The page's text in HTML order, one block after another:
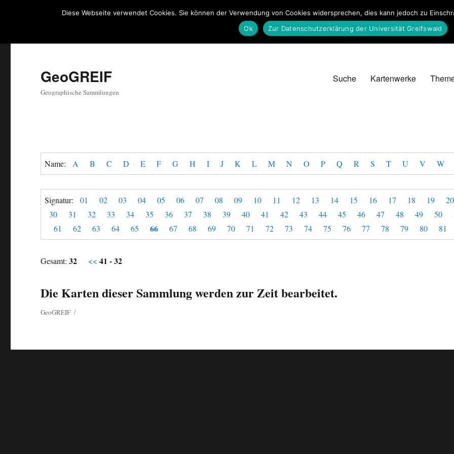
GeoGREIF
Geographische Sammlungen
Suche Kartenwerke
Name: A B C D E F G H I J K L M N O P Q R S T U V W
Signatur:01 02 03 04 05 06 07 08 09 10 11 12 13 14 15 16 17 18 19 20
30
31 32 33 34 35 36 37 38 39 40 41 42 43 44 45 46 47 48 49 50
61
62 63 64 65 66 67 68 69 70 71 72 73 74 75 76 77 78 79 80 81
Gesamt:32 <<41 - 32
Die Karten dieser Sammlung werden zur Zeit bearbeitet.
GeoGREIF
Diese Webseite verwendet Cookies. Sie können der Verwendung von Cookies widersprechen, dies kann jedoch zu
Ok
Zur Datenschutzerklärung der Universität Greifswald